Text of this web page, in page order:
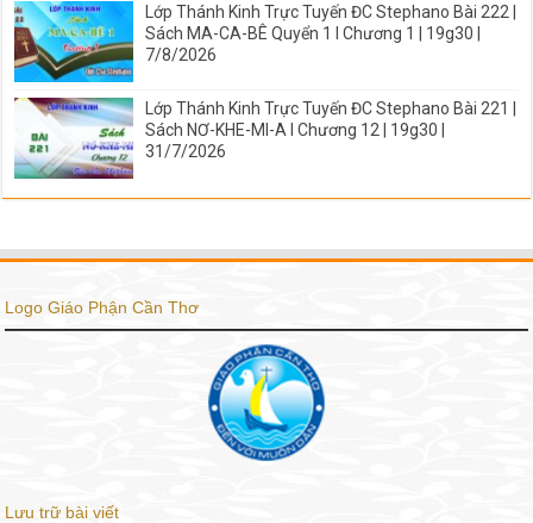
Lớp Thánh Kinh Trực Tuyến ĐC Stephano Bài 222 |
Sách MA-CA-BÊ Quyển 1 I Chương 1 | 19g30 |
7/8/2026
Lớp Thánh Kinh Trực Tuyến ĐC Stephano Bài 221 |
Sách NƠ-KHE-MI-A I Chương 12 | 19g30 |
31/7/2026
Logo Giáo Phận Cần Thơ
Lưu trữ bài viết